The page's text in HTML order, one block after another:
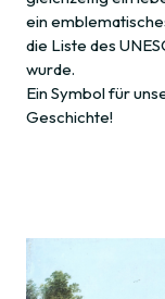
ein
die Liste des
wurde.
Ein Symbol für
Geschichte!